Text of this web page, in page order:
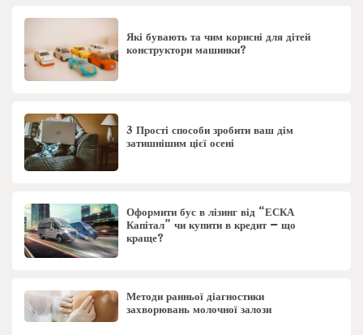
Які бувають та чим корисні для дітей
конструктори машинки?
3 Прості способи зробити ваш дім
затишнішим цієї осені
Оформити бус в лізинг від “ЕСКА
Капітал” чи купити в кредит – що
краще?
Методи ранньої діагностики
захворювань молочної залози